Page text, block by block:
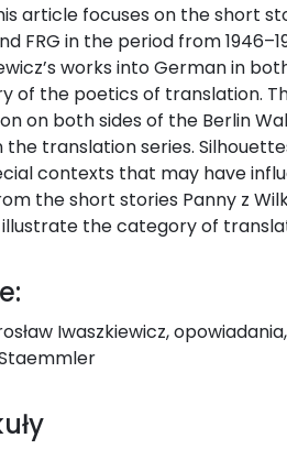
article focuses on the short
FRG in the period from
works into German in
of the poetics of translation.
on both sides of the Berlin
translation series.
contexts that may have
the short stories Panny z
illustrate the category of
Iwaszkiewicz,